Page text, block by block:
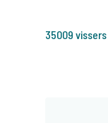
35009 vissers